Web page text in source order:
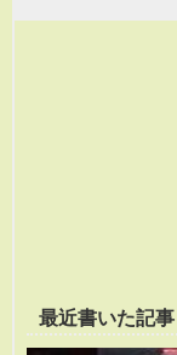
最近書いた記事